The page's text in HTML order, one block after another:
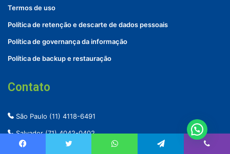
Termos de uso
Política de retenção e descarte de dados pessoais
Política de governança da informação
Política de backup e restauração
Contato
São Paulo (11) 4118-6491
Salvador(71) 4042-0402
Whatsapp: (11) 4118-6491